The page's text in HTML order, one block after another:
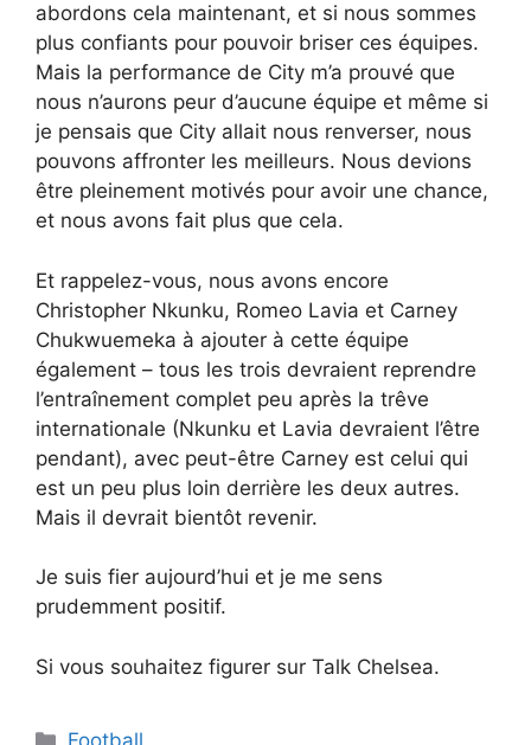
abordons cela maintenant, et si nous sommes
plus confiants pour pouvoir briser ces équipes.
Mais la performance de City m’a prouvé que
nous n’aurons peur d’aucune équipe et même si
je pensais que City allait nous renverser, nous
pouvons affronter les meilleurs. Nous devions
être pleinement motivés pour avoir une chance,
et nous avons fait plus que cela.
Et rappelez-vous, nous avons encore
Christopher Nkunku, Romeo Lavia et Carney
Chukwuemeka à ajouter à cette équipe
également – ​​tous les trois devraient reprendre
l’entraînement complet peu après la trêve
internationale (Nkunku et Lavia devraient l’être
pendant), avec peut-être Carney est celui qui
est un peu plus loin derrière les deux autres.
Mais il devrait bientôt revenir.
Je suis fier aujourd’hui et je me sens
prudemment positif.
Si vous souhaitez figurer sur Talk Chelsea.
Catégories
Football